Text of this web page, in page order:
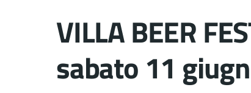
VILLA BEER
sabato 11